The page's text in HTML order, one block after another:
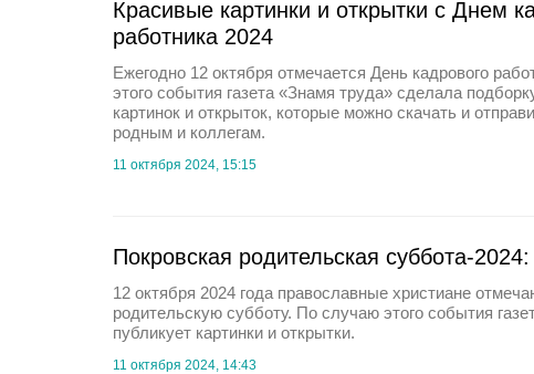
Красивые картинки и открытки с Днем
работника 2024
Ежегодно 12 октября отмечается День кадрового
этого события газета «Знамя труда» сделала
картинок и открыток, которые можно скачать и
родным и коллегам.
11 октября 2024, 15:15
Покровская родительская суббота-2024:
12 октября 2024 года православные христиане
родительскую субботу. По случаю этого события
публикует картинки и открытки.
11 октября 2024, 14:43